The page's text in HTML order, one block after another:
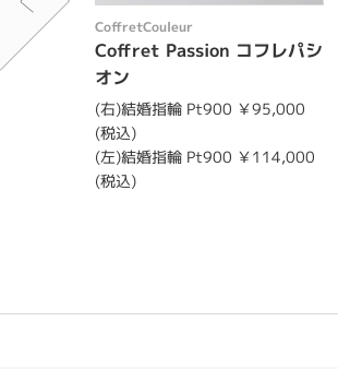
CoffretCouleur
Coffret Passion コフレパシ
オン
(右)結婚指輪 Pt900 ￥95,000
(税込)
(左)結婚指輪 Pt900 ￥114,000
(税込)